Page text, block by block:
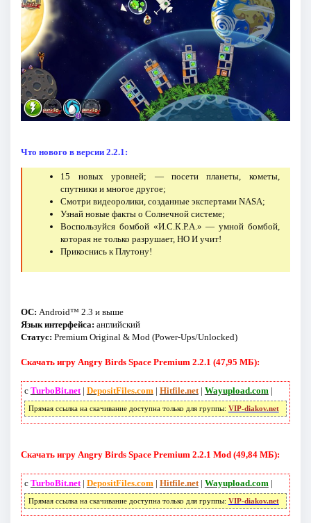
Что нового в версии 2.2.1:
15 новых уровней; — посети планеты, кометы,
спутники и многое другое;
Смотри видеоролики, созданные экспертами NASA;
Узнай новые факты о Солнечной системе;
Воспользуйся бомбой «И.С.К.Р.А.» — умной бомбой,
которая не только разрушает, НО И учит!
Прикоснись к Плутону!
ОС: Android™ 2.3 и выше
Язык интерфейса: английский
Статус: Premium Original & Mod (Power-Ups/Unlocked)
Скачать игру Angry Birds Space Premium 2.2.1 (47,95 МБ):
с TurboBit.net| DepositFiles.com | Hitfile.net | Wayupload.com |
Прямая ссылка на скачивание доступна только для группы: VIP-diakov.net
Скачать игру Angry Birds Space Premium 2.2.1 Mod (49,84 МБ):
с TurboBit.net| DepositFiles.com | Hitfile.net | Wayupload.com |
Прямая ссылка на скачивание доступна только для группы: VIP-diakov.net